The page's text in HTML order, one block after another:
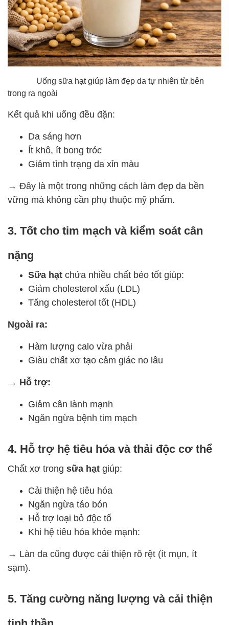
Uống sữa hạt giúp làm đẹp da tự nhiên từ bên
trong ra ngoài
Kết quả khi uống đều đặn:
Da sáng hơn
Ít khô, ít bong tróc
Giảm tình trạng da xỉn màu
→ Đây là một trong những cách làm đẹp da bền
vững mà không cần phụ thuộc mỹ phẩm.
3. Tốt cho tim mạch và kiểm soát cân
nặng
Sữa hạt chứa nhiều chất béo tốt giúp:
Giảm cholesterol xấu (LDL)
Tăng cholesterol tốt (HDL)
Ngoài ra:
Hàm lượng calo vừa phải
Giàu chất xơ tạo cảm giác no lâu
→ Hỗ trợ:
Giảm cân lành mạnh
Ngăn ngừa bệnh tim mạch
4. Hỗ trợ hệ tiêu hóa và thải độc cơ thể
Chất xơ trong sữa hạt giúp:
Cải thiện hệ tiêu hóa
Ngăn ngừa táo bón
Hỗ trợ loại bỏ độc tố
Khi hệ tiêu hóa khỏe mạnh:
→ Làn da cũng được cải thiện rõ rệt (ít mụn, ít
sạm).
5. Tăng cường năng lượng và cải thiện